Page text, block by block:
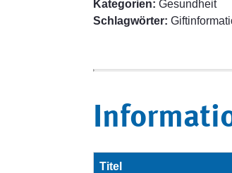
Kategorien: Gesundheit
Schlagwörter:
Titel